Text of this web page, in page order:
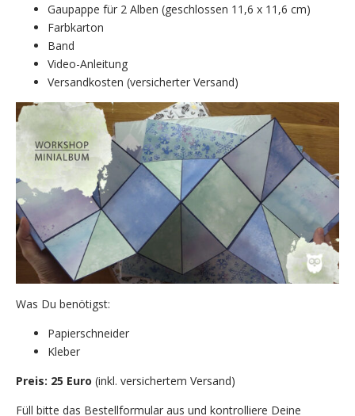
Gaupappe für 2 Alben (geschlossen 11,6 x 11,6 cm)
Farbkarton
Band
Video-Anleitung
Versandkosten (versicherter Versand)
Was Du benötigst:
Papierschneider
Kleber
Preis: 25 Euro (inkl. versichertem Versand)
Füll bitte das Bestellformular aus und kontrolliere Deine